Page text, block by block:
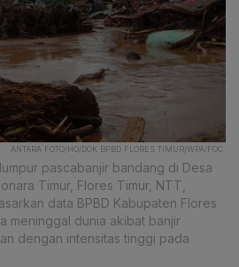
ANTARA FOTO/HO/DOK BPBD FLORES TIMUR/WPA/FOC.
pascabanjir bandang di Desa
Timur, Flores Timur, NTT,
data BPBD Kabupaten Flores
meninggal dunia akibat banjir
dengan intensitas tinggi pada